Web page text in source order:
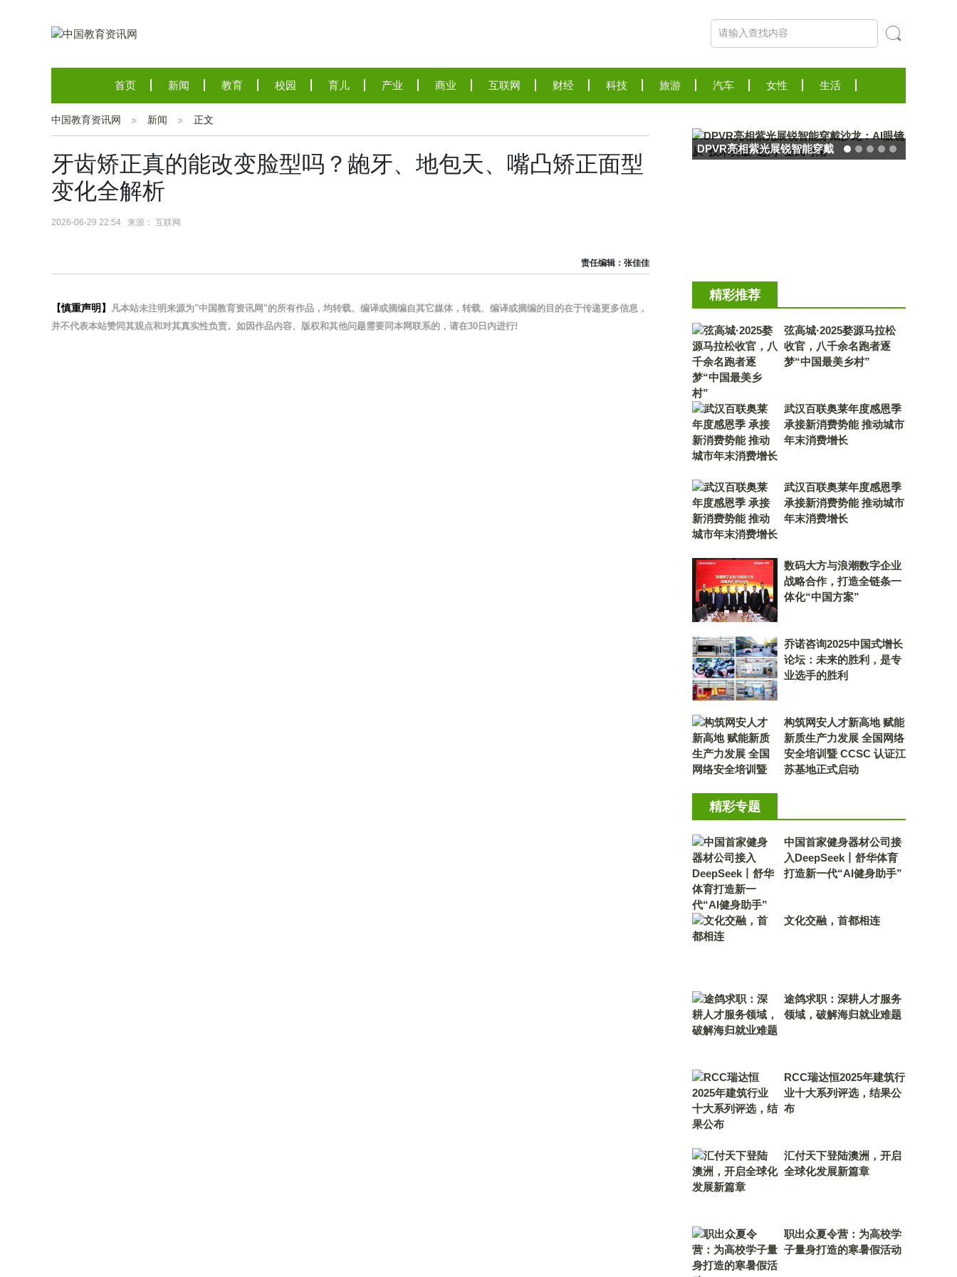
首页 新闻 教育 校园 育儿 产业 商业 互联网 财经 科技 旅游 汽车 女性 生活
中国教育资讯网 新闻 正文
牙齿矫正真的能改变脸型吗？龅牙、地包天、嘴凸矫正面型
变化全解析
2026-06-29 22:54 来源： 互联网
责任编辑：张佳佳
【慎重声明】 凡本站未注明来源为"中国教育资讯网"的所有作品，均转载、编译或摘编自其它媒体，转载、编译或摘编的目的在于传递更多信息，
并不代表本站赞同其观点和对其真实性负责。如因作品内容、版权和其他问题需要同本网联系的，请在30日内进行!
DPVR亮相紫光展锐智能穿戴
精彩推荐
弦高城·2025婺源马拉松
收官，八千余名跑者逐
梦“中国最美乡村”
武汉百联奥莱年度感恩季
承接新消费势能 推动城市
年末消费增长
武汉百联奥莱年度感恩季
承接新消费势能 推动城市
年末消费增长
数码大方与浪潮数字企业
战略合作，打造全链条一
体化“中国方案”
乔诺咨询2025中国式增长
论坛：未来的胜利，是专
业选手的胜利
构筑网安人才新高地 赋能
新质生产力发展 全国网络
安全培训暨 CCSC 认证江
苏基地正式启动
精彩专题
中国首家健身器材公司接
入DeepSeek丨舒华体育
打造新一代“AI健身助手”
文化交融，首都相连
途鸽求职：深耕人才服务
领域，破解海归就业难题
RCC瑞达恒2025年建筑行
业十大系列评选，结果公
布
汇付天下登陆澳洲，开启
全球化发展新篇章
职出众夏令营：为高校学
子量身打造的寒暑假活动